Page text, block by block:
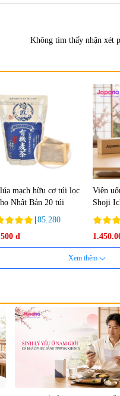
Không tìm thấy nhận xét
mạch hữu cơ túi lọc
Nhật Bản 20 túi
85.280
đ
Viên
Shoji
90 viên
uống hỗ trợ bền thành
ngừa tai biến Elastin
& Nattokinase Hokoen
Viên
Shoji
Xem thêm